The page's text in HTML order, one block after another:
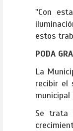
"Con
estos
PODA
La
recibir el
Se trata